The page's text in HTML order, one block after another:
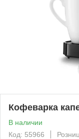
Кофеварка
В наличии
Код: 55966